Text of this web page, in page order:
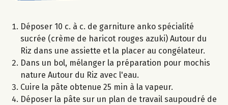
Déposer 10 c. à c. de garniture anko spécialité
sucrée (crème de haricot rouges azuki) Autour du
Riz dans une assiette et la placer au congélateur.
Dans un bol, mélanger la préparation pour mochis
nature Autour du Riz avec l'eau.
Cuire la pâte obtenue 25 min à la vapeur.
Déposer la pâte sur un plan de travail saupoudré de